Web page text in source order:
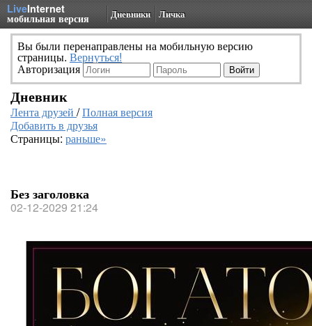
LiveInternet
мобильная версия Дневники Личка
Вы были перенаправлены на мобильную версию
страницы. Вернуться!
Авторизация
Дневник
Лента друзей /Полная версия
Добавить в друзья
Страницы: раньше»
Без заголовка
02-12-2029 21:24